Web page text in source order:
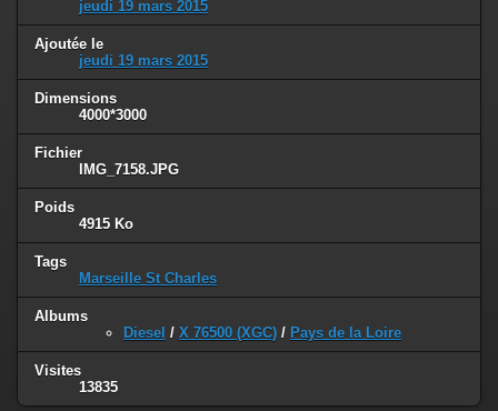
jeudi 19 mars 2015
Ajoutée le
jeudi 19 mars 2015
Dimensions
4000*3000
Fichier
IMG_7158.JPG
Poids
4915 Ko
Tags
Marseille St Charles
Albums
Diesel / X 76500 (XGC) / Pays de la Loire
Visites
13835